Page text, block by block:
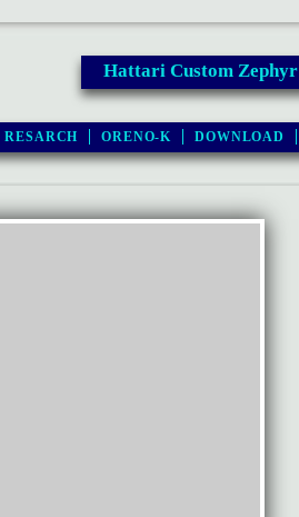
Hattari Custom Zephyr
RESARCH ORENO-K DOWNLOAD